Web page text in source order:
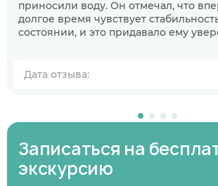
приносили воду. Он отмечал, что
долгое время чувствует
состоянии, и это придавало ему
Дата отзыва:
Записаться на
экскурсию
Когда планируете
пансионате?
Следующий вопрос
конфиденциальностии
соглашением
Нажимая кнопку я соглашаюсь
соглашением
Перезвоните мне
конфиденциальностии
соглашением
конфиденциальностии
соглашением